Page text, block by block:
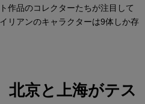
作品のコレクターたちが注目して
リアンのキャラクターは9体しか存
北京と上海がテス